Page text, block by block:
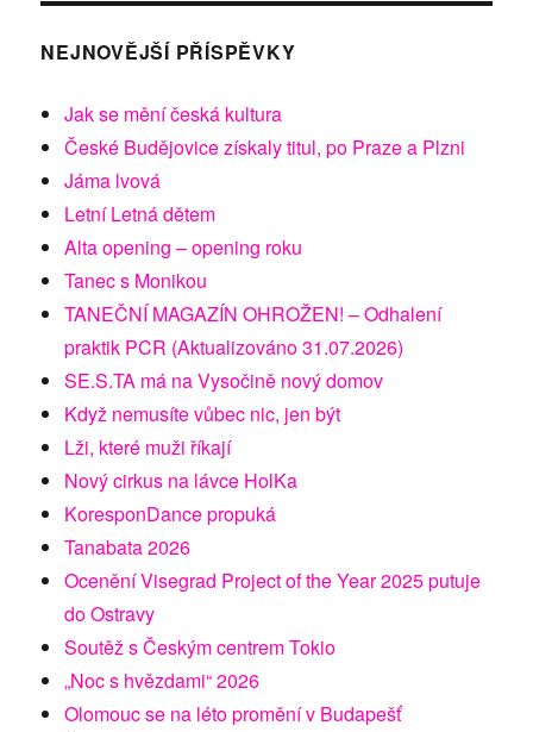
NEJNOVĚJŠÍ PŘÍSPĚVKY
Jak se mění česká kultura
České Budějovice získaly titul, po Praze a Plzni
Jáma lvová
Letní Letná dětem
Alta opening – opening roku
Tanec s Monikou
TANEČNÍ MAGAZÍN OHROŽEN! – Odhalení
praktik PCR (Aktualizováno 31.07.2026)
SE.S.TA má na Vysočině nový domov
Když nemusíte vůbec nic, jen být
Lži, které muži říkají
Nový cirkus na lávce HolKa
KoresponDance propuká
Tanabata 2026
Ocenění Visegrad Project of the Year 2025 putuje
do Ostravy
Soutěž s Českým centrem Tokio
„Noc s hvězdami“ 2026
Olomouc se na léto promění v Budapešť